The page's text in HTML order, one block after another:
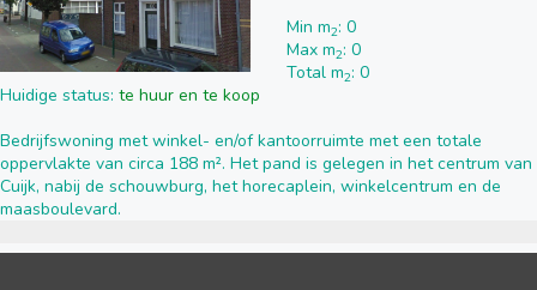
Min m2: 0
Max m2: 0
Total m2: 0
Huidige status: te huur en te koop
Bedrijfswoning met winkel- en/of kantoorruimte met een totale
oppervlakte van circa 188 m². Het pand is gelegen in het centrum van
Cuijk, nabij de schouwburg, het horecaplein, winkelcentrum en de
maasboulevard.